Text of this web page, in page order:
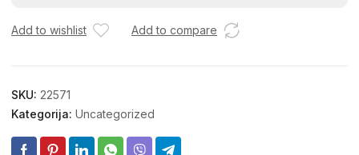
Add to wishlist Add to compare
SKU: 22571
Kategorija: Uncategorized